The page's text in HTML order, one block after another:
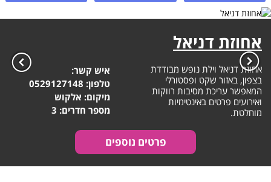
אחוזת דניאל
אחוזת דניאל וילת נופש מבודדת
בצפון, באזור שקט ופסטורלי
המאפשר עריכת מסיבות רווקות
ואירועים פרטים באינטימיות
מוחלטת.
איש קשר:
טלפון: 0529127148
מיקום: אלקוש
מספר חדרים: 3
פרטים נוספים
וילה אחוזת לב החורש